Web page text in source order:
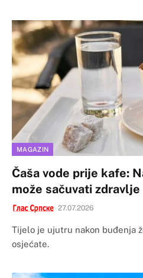
MAGAZIN
Čaša vode prije kafe:
može sačuvati zdravlje
27.07.2026
Tijelo je ujutru nakon buđenja
osjećate.